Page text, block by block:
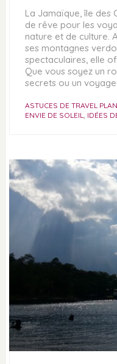
La Jamaïque, île des
de rêve pour les
nature et de culture.
ses montagnes
spectaculaires, elle
Que vous soyez un
secrets ou un
ASTUCES DE TRAVEL
ENVIE DE SOLEIL, IDÉES